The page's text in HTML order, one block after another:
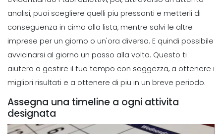
analisi, puoi scegliere quelli piu pressanti e metterli di
conseguenza in cima alla lista, mentre salvi le altre
imprese per un giorno o un'ora diversa. E quindi possibile
avvicinarsi al giorno un passo alla volta. Questo ti
aiutera a gestire il tuo tempo con saggezza, a ottenere i
migliori risultati e a ottenere di piu in un breve periodo.
Assegna una timeline a ogni attivita
designata